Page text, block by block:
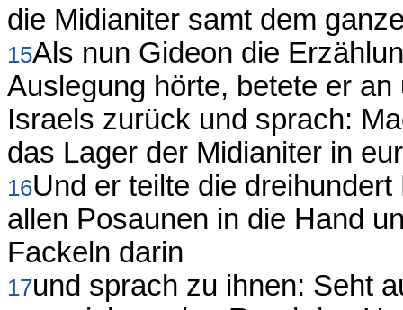
die Midianiter samt dem
15Als nun Gideon die
Auslegung hörte, betete er
Israels zurück und sprach:
das Lager der Midianiter in
16Und er teilte die
allen Posaunen in die Hand
Fackeln darin
17und sprach zu ihnen: Seht